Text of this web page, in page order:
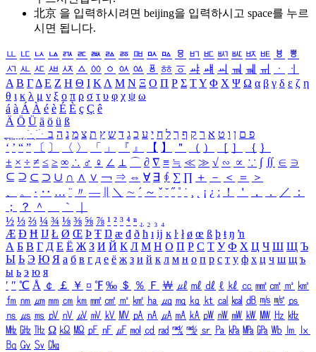
北京 을 입력하시려면 beijing을 입력하시고 space를 누르
시면 됩니다.
ㅥ ㅦ ㅧ ㅨ ㅩ ㅪ ㅫ ㅬ ㅭ ㅮ ㅯ ㅰ ㅱ ㅲ ㅳ ㅴ ㅵ ㅶ ㅷ ㅸ
ㅹ
ㅺ ㅻ ㅼ ㅽ ㅾ ㅿ ㆀ ㆁ ㆂ ㆃ ㆄ ㆅ ㆆ ㆇ ㆈ ㆉ ㆊ ㆋ ㆌ ㆍ
ㆎ
Α Β ΓΔ Ε Ζ Η Θ Ι ΚΛ Μ Ν Ξ Ο Π Ρ Σ ΤΥ Φ Χ Ψ Ω α β γ δ ε ζ η
θ ι κ λ μ ν ξ ο π ρ σ τ υ φ χ ψ ω
á à Á À é è É È ç Ç ê
Ä Ö Ü ä ö ü ß
ִֶֹ ֻּ ׁׂ פ ם ן ו ט א ר ק ף ך ל ח י ע כ ג ד ש ץ ת צ מ נ ה ב
‘ ’ “ ” 〔 〕 〈 〉 「 」 『 』 【 】 ＂ （ ） ［ ］ ｛ ｝
± × ÷ ≠ ≤ ≥ ∞ ∴ ♂ ♀ ∠ ⊥ ⌒ ∂ ∇ ≡ ≒ ≪ ≫ √ ∽ ∝ ∵ ∫ ∬ ∈ ∋
⊆ ⊇ ⊂ ⊃ ∪ ∩ ∧ ∨ ￢ ⇒ ⇔ ∀ ∃ ∮ ∑ ∏ ＋ － ＜ ＝
＞
、
。 · ‥ … ¨ 〃 ― ＼ ∼ ´ ～ ˇ ˘ ˝ ˚ ˙ ¸ ¡ ¿ ː ！ ＇ ， ． ／
：
；
？ ＾ ｀
½ ⅓ ⅔ ¼ ¾ ⅛ ⅜ ⅝ ⅞ ¹ ² ³ ⁴ ⁿ ₁ ₂ ₃ ₄
Æ Ð Ħ Ĳ Ł Ø Œ Þ Ŧ Ŋ æ đ ð ħ ı ĳ ĸ ŀ ł ø œ ß þ ŧ ŋ ŉ
А Б В Г Д Е Ё Ж З И Й К Л М Н О П Р С Т У Ф Х Ц Ч Ш Щ Ъ
Ы Ь Э Ю Я а б в г д е ё ж з и й к л м н о п р с т у ф х ц ч ш щ ъ
ы ь э ю я
′ ″ ℃ Å ￠ ￡ ￥ ¤ ℉ ‰ ＄ ％ Ｆ ￦ ㎕ ㎖ ㎗ ℓ ㎘ ㏄ ㎣ ㎤ ㎥ ㎦
㎙ ㎚ ㎛ ㎜ ㎝ ㎞ ㎟ ㎠ ㎡ ㎢ ㏊ ㎍ ㎎ ㎏ ㏏ ㎈ ㎉ ㏈ ㎧ ㎨ ㎰
㎱ ㎲ ㎳ ㎴ ㎵ ㎶ ㎷ ㎸ ㎹ ㎀ ㎁ ㎂ ㎃ ㎄ ㎺ ㎻ ㎽ ㎾ ㎿ ㎐ ㎑
㎒ ㎓ ㎔ Ω ㏀ ㏁ ㎊ ㎋ ㎌ ㏖ ㏅ ㎭ ㎮ ㎯ ㏛ ㎩ ㎪ ㎫ ㎬ ㏝ ㏐
㏓
㏃ ㏉ ㏜ ㏆